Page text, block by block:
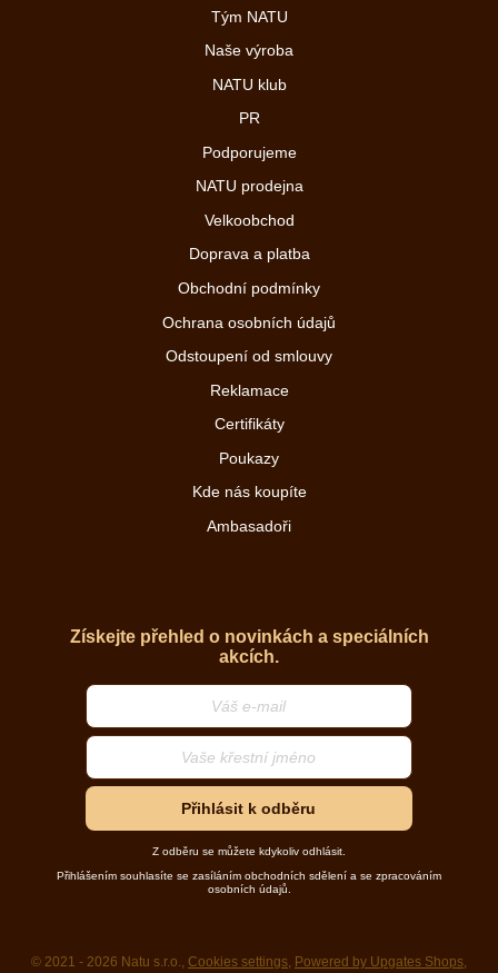
Tým NATU
Naše výroba
NATU klub
PR
Podporujeme
NATU prodejna
Velkoobchod
Doprava a platba
Obchodní podmínky
Ochrana osobních údajů
Odstoupení od smlouvy
Reklamace
Certifikáty
Poukazy
Kde nás koupíte
Ambasadoři
Získejte přehled o novinkách a speciálních
akcích.
Přihlásit k odběru
Z odběru se můžete kdykoliv odhlásit.
Přihlášením souhlasíte se zasíláním obchodních sdělení a se zpracováním
osobních údajů.
© 2021 - 2026 Natu s.r.o., Cookies settings Powered by Upgates Shops